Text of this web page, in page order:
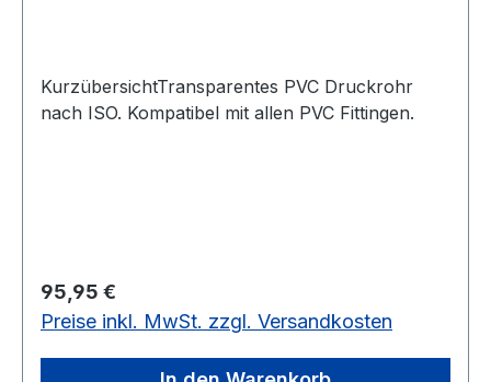
KurzübersichtTransparentes PVC Druckrohr
nach ISO. Kompatibel mit allen PVC Fittingen.
Regulärer Preis:
95,95 €
Preise inkl. MwSt. zzgl. Versandkosten